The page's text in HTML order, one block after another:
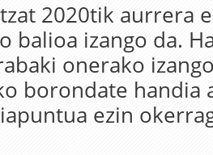
2020tik aurrera
balioa izango da.
onerako
borondate handia
ezin